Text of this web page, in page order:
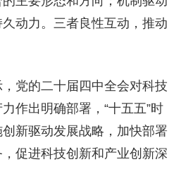
动力。三者良性互动，推动
党的二十届四中全会对科技
作出明确部署，“十五五”时
新驱动发展战略，加快部署
促进科技创新和产业创新深